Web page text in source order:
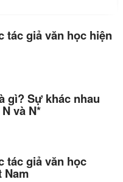
tác giả văn học hiện
gì? Sự khác nhau
và N*
tác giả văn học
Nam